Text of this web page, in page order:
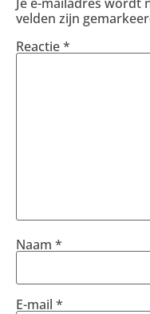
velden zijn
Reactie*
Naam *
E-mail *